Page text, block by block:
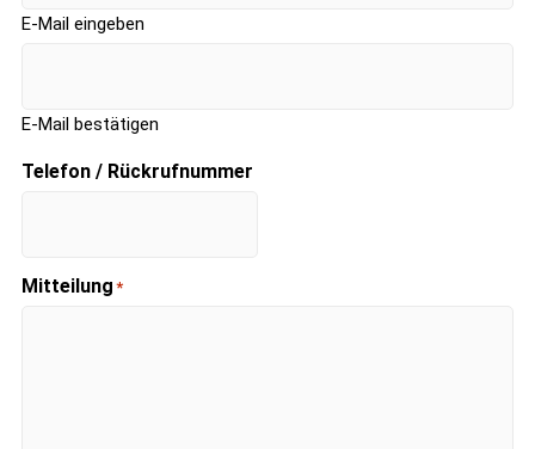
E-Mail eingeben
E-Mail bestätigen
Telefon / Rückrufnummer
Mitteilung *